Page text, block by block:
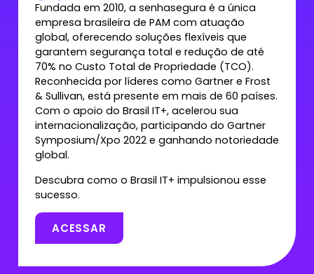
Fundada em 2010, a senhasegura é a única
empresa brasileira de PAM com atuação
global, oferecendo soluções flexíveis que
garantem segurança total e redução de até
70% no Custo Total de Propriedade (TCO).
Reconhecida por líderes como Gartner e Frost
& Sullivan, está presente em mais de 60 países.
Com o apoio do Brasil IT+, acelerou sua
internacionalização, participando do Gartner
Symposium/Xpo 2022 e ganhando notoriedade
global.
Descubra como o Brasil IT+ impulsionou esse
sucesso.
ACESSAR